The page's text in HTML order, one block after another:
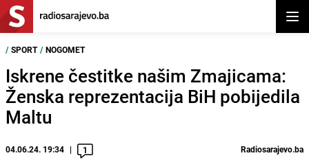
/ SPORT / NOGOMET
Iskrene čestitke našim Zmajicama:
Ženska reprezentacija BiH pobijedila
Maltu
04.06.24. 19:34 1 Radiosarajevo.ba